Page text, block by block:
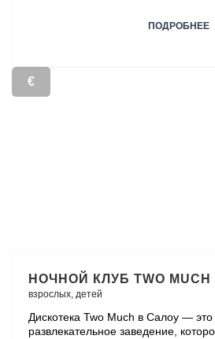
ПОДРОБНЕЕ
€
НОЧНОЙ КЛУБ TWO MUCH
взрослых, детей
Дискотека Two Much в Салоу —
развлекательное заведение,